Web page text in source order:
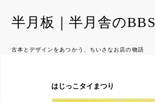
半月板｜半月舎のBBS
古本とデザインをあつかう、ちいさなお店の物語
はじっこタイまつり